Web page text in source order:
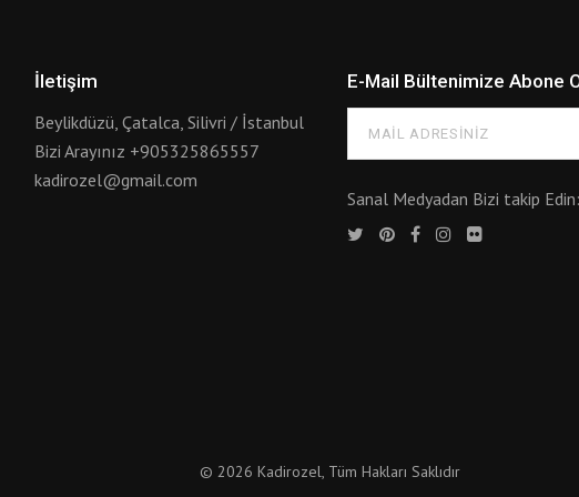
İletişim
Beylikdüzü, Çatalca, Silivri / İstanbul
Bizi Arayınız +905325865557
kadirozel@gmail.com
E-Mail Bültenimize Abone
Sanal Medyadan Bizi takip Edin:
© 2026 Kadirozel, Tüm Hakları Saklıdır